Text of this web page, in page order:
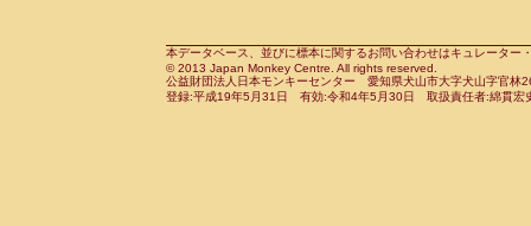
CercopithecidaePapio anubis(0)
CercopithecidaePapio cynocephalus
CercopithecidaePapio hamadryas(0)
CebidaeSaguinus leucopus(0)
CebidaeSaguinus midas(0)
Cebidae Saguinus mystax(0)
本データベース、並びに標本に関するお問い合わせはキュレータ
© 2013 Japan Monkey Centre. All rights reserved.
公益財団法人日本モンキーセンター 愛知県犬山市大字犬山字官
登録:平成19年5月31日 有効:令和4年5月30日 取扱責任者:綿貫宏